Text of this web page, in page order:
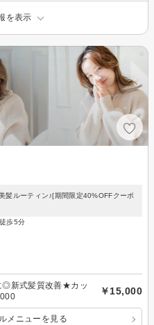
を表示
髪ルーティン♪[期間限定40%OFFクーポ
歩5分
◎新式髪質改善★カッ
￥15,000
メニューを見る